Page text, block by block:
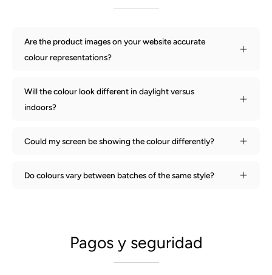
Are the product images on your website accurate
colour representations?
Will the colour look different in daylight versus
indoors?
Could my screen be showing the colour differently?
Do colours vary between batches of the same style?
Pagos y seguridad